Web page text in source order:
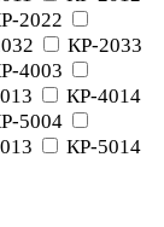
2022
КР-2033
4003
КР-4014
5004
КР-5014